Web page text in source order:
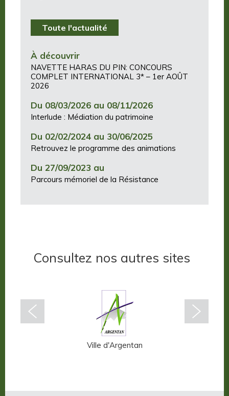
Toute l'actualité
À découvrir
NAVETTE HARAS DU PIN: CONCOURS
COMPLET INTERNATIONAL 3* – 1er AOÛT
2026
Du 08/03/2026 au 08/11/2026
Interlude : Médiation du patrimoine
Du 02/02/2024 au 30/06/2025
Retrouvez le programme des animations
Du 27/09/2023 au
Parcours mémoriel de la Résistance
Consultez nos autres sites
Ville d'Argentan